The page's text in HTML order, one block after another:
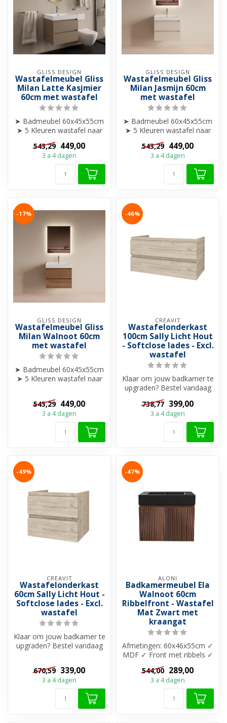
GLISS DESIGN
Wastafelmeubel Gliss
Milan Latte Kasjmier
60cm met wastafel
➤ Badmeubel 60x45x55cm
➤ 5 Kleuren wastafel naar
➤ 0 of 1 kraangat
➤...
543,29 449,00
3 a 4 dagen
GLISS DESIGN
Wastafelmeubel Gliss
Milan Jasmijn 60cm
met wastafel
➤ Badmeubel 60x45x55cm
➤ 5 Kleuren wastafel naar
➤ 0 of 1 kraangat
➤...
543,29 449,00
3 a 4 dagen
-17%
GLISS DESIGN
Wastafelmeubel Gliss
Milan Walnoot 60cm
met wastafel
➤ Badmeubel 60x45x55cm
➤ 5 Kleuren wastafel naar
➤ 0 of 1 kraangat
➤...
543,29 449,00
3 a 4 dagen
-46%
CREAVIT
Wastafelonderkast
100cm Sally Licht Hout
- Softclose lades - Excl.
wastafel
Klaar om jouw badkamer te
upgraden? Bestel vandaag
nog de Wastafelonderkast
Sall...
738,77 399,00
3 a 4 dagen
-49%
CREAVIT
Wastafelonderkast
60cm Sally Licht Hout -
Softclose lades - Excl.
wastafel
Klaar om jouw badkamer te
upgraden? Bestel vandaag
670,59 339,00
3 a 4 dagen
-47%
ALONI
Badkamermeubel Ela
Walnoot 60cm
Ribbelfront - Wastafel
Mat Zwart met
kraangat
Afmetingen: 60x46x55cm ✓
MDF ✓ Front met ribbels ✓
softclose...
544,00 289,00
3 a 4 dagen